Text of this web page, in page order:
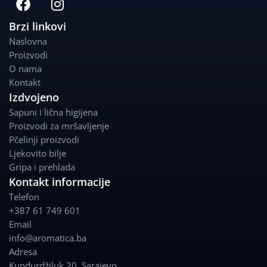
a
c
e
b
o
o
k
n
s
a
m
Brzi linkovi
Naslovna
Proizvodi
O nama
Kontakt
Izdvojeno
Sapuni i lična higijena
Proizvodi za mršavljenje
Pčelinji proizvodi
Ljekovito bilje
Gripa i prehlada
Kontakt informacije
Telefon
+387 61 749 601
Email
info@aromatica.ba
Adresa